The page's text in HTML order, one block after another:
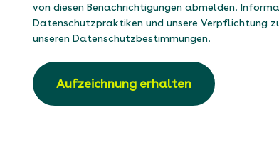
von diesen Benachrichtigungen abmelden.
Datenschutzpraktiken und unsere Verpflichtung
unseren Datenschutzbestimmungen.